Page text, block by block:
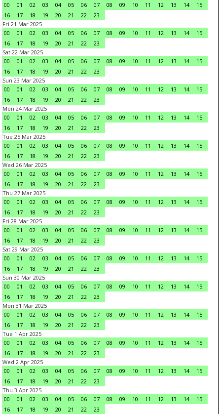
00
01 02 03 04 05 06 07 08 09 10 11 12 13 14
15
16
17 18 19 20 21 22
23
Fri 21 Mar 2025
00
01 02 03 04 05 06 07 08 09 10 11 12 13 14
15
16
17 18 19 20 21 22
23
Sat 22 Mar 2025
00
01 02 03 04 05 06 07 08 09 10 11 12 13 14
15
16
17 18 19 20 21 22
23
Sun 23 Mar 2025
00
01 02 03 04 05 06 07 08 09 10 11 12 13 14
15
16
17 18 19 20 21 22
23
Mon 24 Mar 2025
00
01 02 03 04 05 06 07 08 09 10 11 12 13 14
15
16
17 18 19 20 21 22
23
Tue 25 Mar 2025
00
01 02 03 04 05 06 07 08 09 10 11 12 13 14
15
16
17 18 19 20 21 22
23
Wed 26 Mar 2025
00
01 02 03 04 05 06 07 08 09 10 11 12 13 14
15
16
17 18 19 20 21 22
23
Thu 27 Mar 2025
00
01 02 03 04 05 06 07 08 09 10 11 12 13 14
15
16
17 18 19 20 21 22
23
Fri 28 Mar 2025
00
01 02 03 04 05 06 07 08 09 10 11 12 13 14
15
16
17 18 19 20 21 22
23
Sat 29 Mar 2025
00
01 02 03 04 05 06 07 08 09 10 11 12 13 14
15
16
17 18 19 20 21 22
23
Sun 30 Mar 2025
00
01 02 03 04 05 06 07 08 09 10 11 12 13 14
15
16
17 18 19 20 21 22
23
Mon 31 Mar 2025
00
01 02 03 04 05 06 07 08 09 10 11 12 13 14
15
16
17 18 19 20 21 22
23
Tue 1 Apr 2025
00
01 02 03 04 05 06 07 08 09 10 11 12 13 14
15
16
17 18 19 20 21 22
23
Wed 2 Apr 2025
00
01 02 03 04 05 06 07 08 09 10 11 12 13 14
15
16
17 18 19 20 21 22
23
Thu 3 Apr 2025
00
01 02 03 04 05 06 07 08 09 10 11 12 13 14
15
16
17 18 19 20 21 22
23